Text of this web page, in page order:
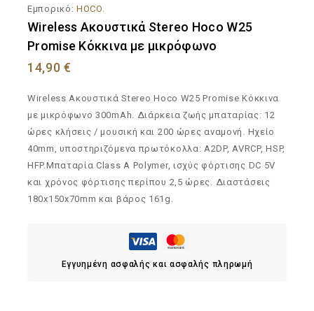
Εμπορικό: HOCO.
Wireless Ακουστικά Stereo Hoco W25
Promise Κόκκινα με μικρόφωνο
14,90€
Wireless Ακουστικά Stereo Hoco W25 Promise Κόκκινα
με μικρόφωνο 300mAh. Διάρκεια ζωής μπαταρίας: 12
ώρες κλήσεις / μουσική και 200 ώρες αναμονή. Ηχείο
40mm, υποστηριζόμενα πρωτόκολλα: A2DP, AVRCP, HSP,
HFP.Μπαταρία Class A Polymer, ισχύς φόρτισης DC 5V
και χρόνος φόρτισης περίπου 2,5 ώρες. Διαστάσεις
180x150x70mm και βάρος 161g.
Εγγυημένη ασφαλής και ασφαλής πληρωμή